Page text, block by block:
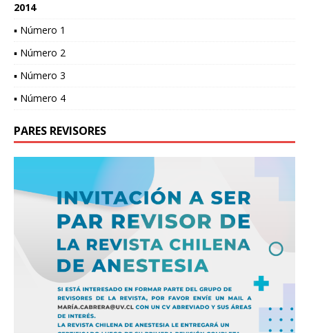
2014
▪ Número 1
▪ Número 2
▪ Número 3
▪ Número 4
PARES REVISORES